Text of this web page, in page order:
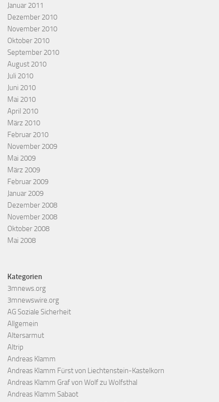
Januar 2011
Dezember 2010
November 2010
Oktober 2010
September 2010
August 2010
Juli 2010
Juni 2010
Mai 2010
April 2010
März 2010
Februar 2010
November 2009
Mai 2009
März 2009
Februar 2009
Januar 2009
Dezember 2008
November 2008
Oktober 2008
Mai 2008
Kategorien
3mnews.org
3mnewswire.org
AG Soziale Sicherheit
Allgemein
Altersarmut
Altrip
Andreas Klamm
Andreas Klamm Fürst von Liechtenstein-Kastelkorn
Andreas Klamm Graf von Wolf zu Wolfsthal
Andreas Klamm Sabaot